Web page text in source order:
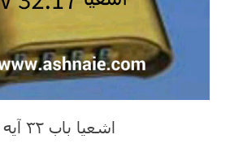
اشعیا باب ۳۲ آیه ۱۷